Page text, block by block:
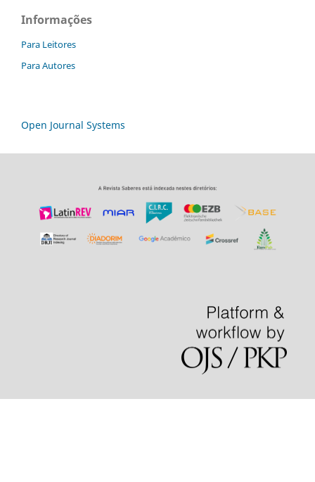
Informações
Para Leitores
Para Autores
Open Journal Systems